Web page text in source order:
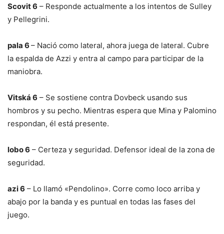
Scovit 6 – Responde actualmente a los intentos de Sulley
y Pellegrini.
pala 6 – Nació como lateral, ahora juega de lateral. Cubre
la espalda de Azzi y entra al campo para participar de la
maniobra.
Vitská 6 – Se sostiene contra Dovbeck usando sus
hombros y su pecho. Mientras espera que Mina y Palomino
respondan, él está presente.
lobo 6 – Certeza y seguridad. Defensor ideal de la zona de
seguridad.
azi 6 – Lo llamó «Pendolino». Corre como loco arriba y
abajo por la banda y es puntual en todas las fases del
juego.